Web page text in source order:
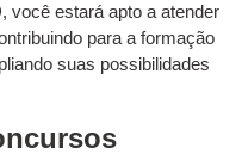
você estará apto a atender
para a formação
suas possibilidades